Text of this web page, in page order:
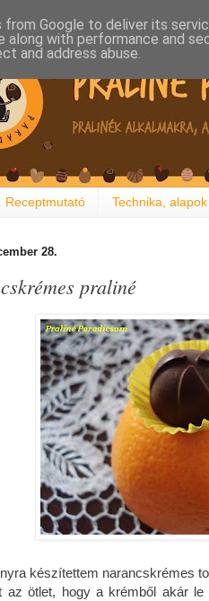
Receptmutató Technika, alapok
28.
praliné
készítettem narancskrémes
az ötlet, hogy a krémből akár
Google to deliver its
along with performance and
and address abuse.